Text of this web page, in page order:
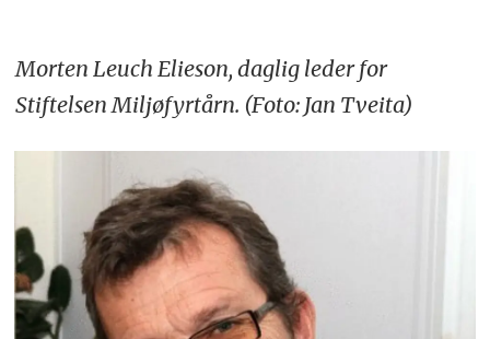
Morten Leuch Elieson, daglig leder for
Stiftelsen Miljøfyrtårn. (Foto: Jan Tveita)